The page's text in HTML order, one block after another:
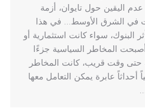
عدم اليقين حول تايوان، أزمة
في الشرق الأوسط… في هذا
البنوك، سواء كانت استثمارية أو
المخاطر السياسية جزءًا
حتى وقت قريب، كانت المخاطر
أحداثاً عابرة يمكن التعامل معها